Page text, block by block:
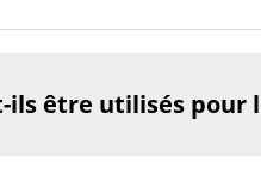
ils être utilisés